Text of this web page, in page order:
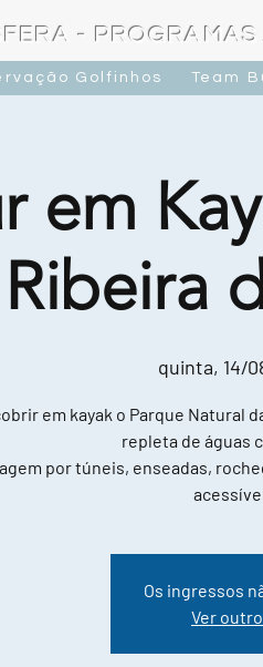
-
Golfinhos Team
em
Ribeira
quinta, 14/
em kayak o Parque Natural
repleta de águas
por túneis, enseadas,
Os ingressos
Ver